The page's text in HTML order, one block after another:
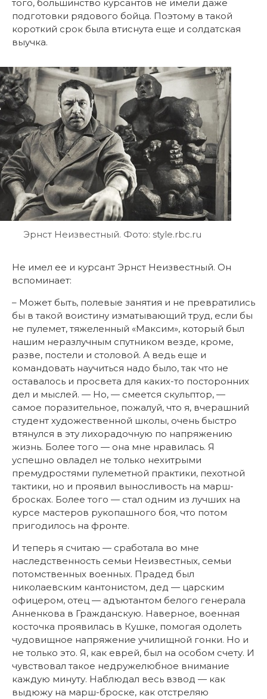
того, большинство курсантов не имели даже
подготовки рядового бойца. Поэтому в такой
короткий срок была втиснута еще и солдатская
выучка.
Эрнст Неизвестный. Фото: style.rbc.ru
Не имел ее и курсант Эрнст Неизвестный. Он
вспоминает:
– Может быть, полевые занятия и не превратились
бы в такой воистину изматывающий труд, если бы
не пулемет, тяжеленный «Максим», который был
нашим неразлучным спутником везде, кроме,
разве, постели и столовой. А ведь еще и
командовать научиться надо было, так что не
оставалось и просвета для каких-то посторонних
дел и мыслей. — Но, — смеется скульптор, —
самое поразительное, пожалуй, что я, вчерашний
студент художественной школы, очень быстро
втянулся в эту лихорадочную по напряжению
жизнь. Более того — она мне нравилась. Я
успешно овладел не только нехитрыми
премудростями пулеметной практики, пехотной
тактики, но и проявил выносливость на марш-
бросках. Более того — стал одним из лучших на
курсе мастеров рукопашного боя, что потом
пригодилось на фронте.
И теперь я считаю — сработала во мне
наследственность семьи Неизвестных, семьи
потомственных военных. Прадед был
николаевским кантонистом, дед — царским
офицером, отец — адъютантом белого генерала
Анненкова в Гражданскую. Наверное, военная
косточка проявилась в Кушке, помогая одолеть
чудовищное напряжение училищной гонки. Но и
не только это. Я, как еврей, был на особом счету. И
чувствовал такое недружелюбное внимание
каждую минуту. Наблюдал весь взвод — как
выдюжу на марш-броске, как отстреляю